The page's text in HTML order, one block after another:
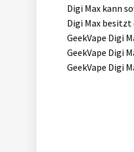
Digi Max kann
Digi Max
GeekVape Digi
GeekVape Digi
GeekVape Digi